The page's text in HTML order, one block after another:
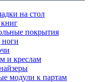
на стол
покрытия
ноги
и креслам
модули к партам